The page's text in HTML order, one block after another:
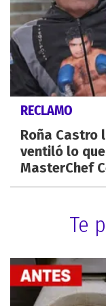
RECLAMO
Roña Castro
ventiló lo
MasterChef
Te